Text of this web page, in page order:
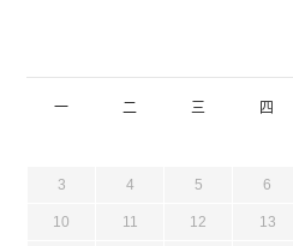
一 二 三 四
3 4 5 6
10 11 12 13